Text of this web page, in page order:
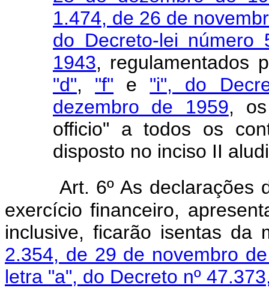
1.474, de 26 de
do Decreto-lei
1943, regulamentados
"d", "f" e "i", do
dezembro de 1959,
officio" a todos os
disposto no inciso II
Art. 6º As declarações
exercício financeiro,
inclusive, ficarão isentas
2.354, de 29 de novembro
letra "a", do Decreto nº